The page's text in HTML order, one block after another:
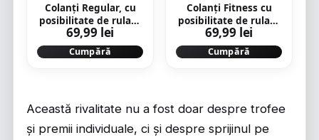
Colanţi Regular, cu
posibilitate de rulare
în partea de jos
Fitness Damă
69,99 lei
Cumpără
Colanţi Fitness cu
posibilitate de rulare
în partea de jos
Negru Damă
69,99 lei
Cumpără
Această rivalitate nu a fost doar despre trofee
și premii individuale, ci și despre sprijinul pe